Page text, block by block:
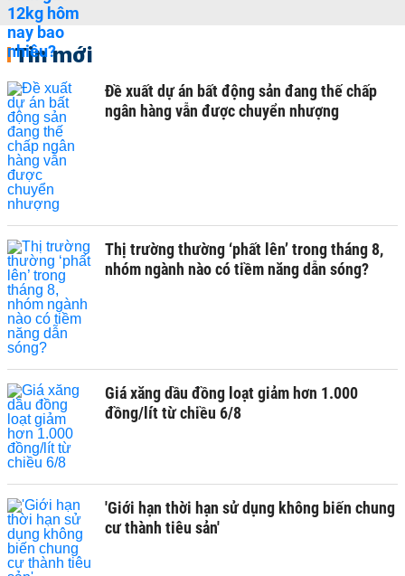
Tin mới
Đề xuất dự án bất động sản đang thế chấp
ngân hàng vẫn được chuyển nhượng
Thị trường thường ‘phất lên’ trong tháng 8,
nhóm ngành nào có tiềm năng dẫn sóng?
Giá xăng dầu đồng loạt giảm hơn 1.000
đồng/lít từ chiều 6/8
'Giới hạn thời hạn sử dụng không biến chung
cư thành tiêu sản'